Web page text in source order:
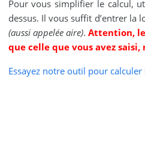
Pour vous simplifier le calcul,
dessus. Il vous suffit d’entrer la
(aussi appelée aire). Attention,
que celle que vous avez saisi,
Essayez notre outil pour